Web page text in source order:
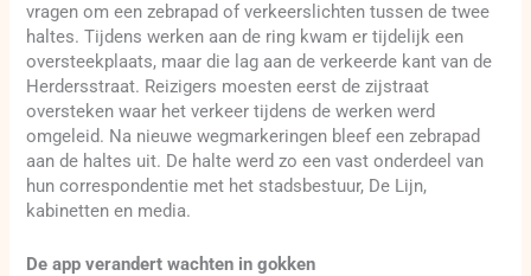
vragen om een zebrapad of verkeerslichten tussen de twee
haltes. Tijdens werken aan de ring kwam er tijdelijk een
oversteekplaats, maar die lag aan de verkeerde kant van de
Herdersstraat. Reizigers moesten eerst de zijstraat
oversteken waar het verkeer tijdens de werken werd
omgeleid. Na nieuwe wegmarkeringen bleef een zebrapad
aan de haltes uit. De halte werd zo een vast onderdeel van
hun correspondentie met het stadsbestuur, De Lijn,
kabinetten en media.
De app verandert wachten in gokken